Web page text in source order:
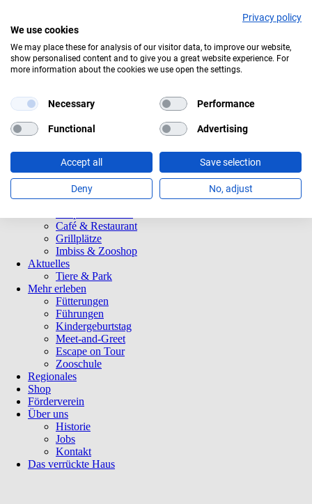
Wetter:
Navigation
überspringen
Informationen
Öffnungszeiten
Saisonkarten
Besuch mit Beeinträchtigungen
Veranstaltungen
Spenden
Barrierefreiheit
Tiere und Park
Tierlexikon
Tierparkplan
Café & Restaurant
Grillplätze
Imbiss & Zooshop
Aktuelles
Tiere & Park
Mehr erleben
Fütterungen
Führungen
Kindergeburtstag
Meet-and-Greet
Escape on Tour
Zooschule
Regionales
Shop
Förderverein
Über uns
Historie
Jobs
Kontakt
Das verrückte Haus
Privacy policy
We use cookies
We may place these for analysis of our visitor data, to improve our website,
show personalised content and to give you a great website experience. For
more information about the cookies we use open the settings.
Necessary Performance
Functional Advertising
Accept all Save selection
Deny No, adjust